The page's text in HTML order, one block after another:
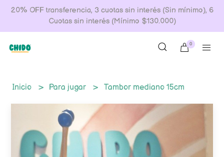
20% OFF transferencia, 3 cuotas sin interés (Sin mínimo), 6
Cuotas sin interés (Mínimo $130.000)
0
Inicio Para jugar Tambor mediano 15cm